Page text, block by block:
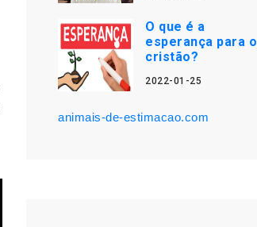
O que é a
esperança para o
cristão?
2022-01-25
animais-de-estimacao.com